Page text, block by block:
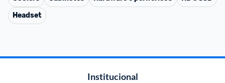
Headset
Institucional